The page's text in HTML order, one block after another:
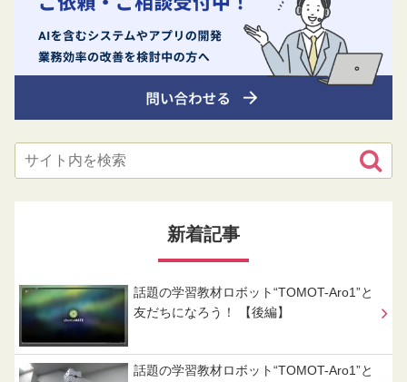
新着記事
話題の学習教材ロボット“TOMOT-Aro1”と
友だちになろう！ 【後編】
話題の学習教材ロボット“TOMOT-Aro1”と